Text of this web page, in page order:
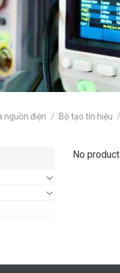
nguồn điện / Bộ tạo tín hiệu /
No